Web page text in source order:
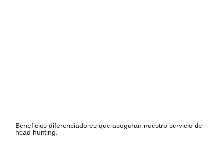
Beneficios diferenciadores que aseguran nuestro servicio de
head hunting.